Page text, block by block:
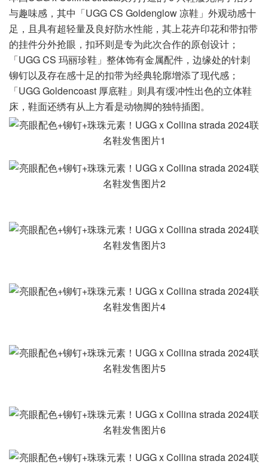
与趣味感，其中「UGG CS Goldenglow 凉鞋」外观动感十
足，且具有超轻量及良好防水性能，其上花卉印花和带扣带
的挂件分外抢眼，扣环则是专为此次合作的原创设计；
「UGG CS 玛丽珍鞋」整体饰有金属配件，边缘处的针刺
铆钉以及存在感十足的扣带为经典轮廓增添了现代感；
「UGG Goldencoast 厚底鞋」则具有缓冲性出色的立体鞋
床，鞋面还绣有从上方看是动物脚的独特插图。